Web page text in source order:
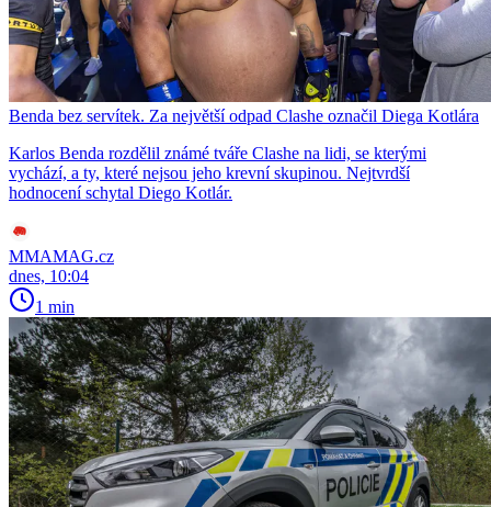
Benda bez servítek. Za největší odpad Clashe označil Diega Kotlára
Karlos Benda rozdělil známé tváře Clashe na lidi, se kterými
vychází, a ty, které nejsou jeho krevní skupinou. Nejtvrdší
hodnocení schytal Diego Kotlár.
MMAMAG.cz
dnes, 10:04
1 min